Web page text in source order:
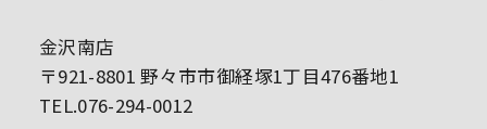
金沢南店
〒921-8801 野々市市御経塚1丁目476番地1
TEL.076-294-0012